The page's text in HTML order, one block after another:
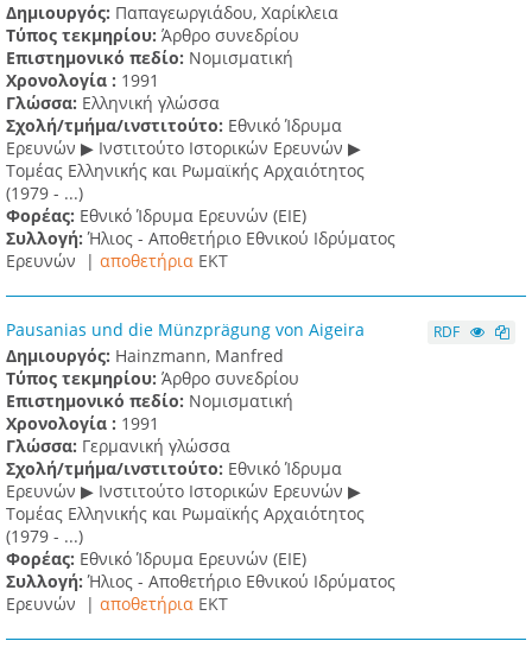
Δημιουργός: Παπαγεωργιάδου, Χαρίκλεια
Τύπος τεκμηρίου: Άρθρο συνεδρίου
Επιστημονικό πεδίο: Νομισματική
Χρονολογία : 1991
Γλώσσα: Ελληνική γλώσσα
Σχολή/τμήμα/ινστιτούτο: Εθνικό Ίδρυμα
Ερευνών ▶ Ινστιτούτο Ιστορικών Ερευνών ▶
Τομέας Ελληνικής και Ρωμαϊκής Αρχαιότητος
(1979 - ...)
Φορέας: Εθνικό Ίδρυμα Ερευνών (ΕΙΕ)
Συλλογή:Ήλιος - Αποθετήριο Εθνικού Ιδρύματος
Ερευνών | αποθετήρια EKT
Pausanias und die Münzprägung von Aigeira
Δημιουργός: Hainzmann, Manfred
Τύπος τεκμηρίου: Άρθρο συνεδρίου
Επιστημονικό πεδίο: Νομισματική
Χρονολογία : 1991
Γλώσσα: Γερμανική γλώσσα
Σχολή/τμήμα/ινστιτούτο: Εθνικό Ίδρυμα
Ερευνών ▶ Ινστιτούτο Ιστορικών Ερευνών ▶
Τομέας Ελληνικής και Ρωμαϊκής Αρχαιότητος
(1979 - ...)
Φορέας: Εθνικό Ίδρυμα Ερευνών (ΕΙΕ)
Συλλογή:Ήλιος - Αποθετήριο Εθνικού Ιδρύματος
Ερευνών | αποθετήρια EKT
RDF